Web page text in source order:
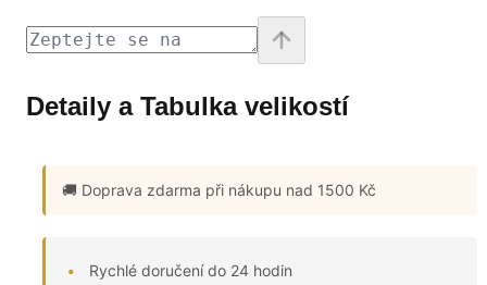
Detaily a Tabulka velikostí
🚚 Doprava zdarma při nákupu nad 1500 Kč
Rychlé doručení do 24 hodin